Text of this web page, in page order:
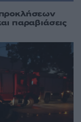
παραβιάσεις